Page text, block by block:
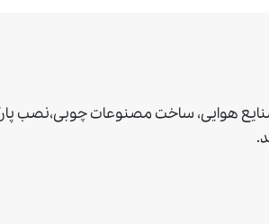
هوايی، ساخت مصنوعات چوبی،نصب
.